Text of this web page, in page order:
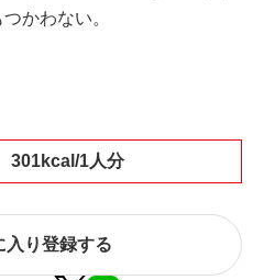
かわない。
301kcal/1人分
入り登録する